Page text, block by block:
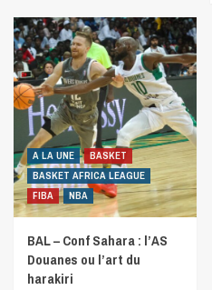
A LA UNE
BASKET
BASKET AFRICA LEAGUE
FIBA
NBA
BAL – Conf Sahara : l’AS
Douanes ou l’art du
harakiri